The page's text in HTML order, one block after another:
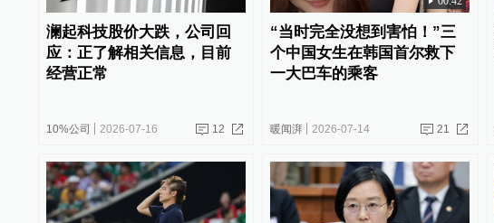
澜起科技股价大跌，公司回
应：正了解相关信息，目前
经营正常
10%公司 2026-07-16 12
“当时完全没想到害怕！”三
个中国女生在韩国首尔救下
一大巴车的乘客
暖闻湃 2026-07-14 21